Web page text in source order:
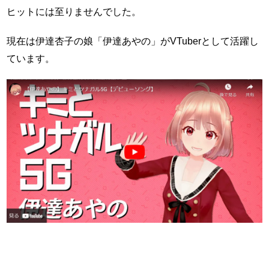
ヒットには至りませんでした。
現在は伊達杏子の娘「伊達あやの」がVTuberとして活躍し
ています。